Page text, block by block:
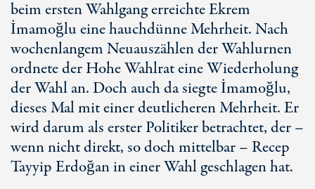
beim ersten Wahlgang erreichte Ekrem
İmamoğlu eine hauchdünne Mehrheit. Nach
wochenlangem Neuauszählen der Wahlurnen
ordnete der Hohe Wahlrat eine Wiederholung
der Wahl an. Doch auch da siegte İmamoğlu,
dieses Mal mit einer deutlicheren Mehrheit. Er
wird darum als erster Politiker betrachtet, der –
wenn nicht direkt, so doch mittelbar – Recep
Tayyip Erdoğan in einer Wahl geschlagen hat.